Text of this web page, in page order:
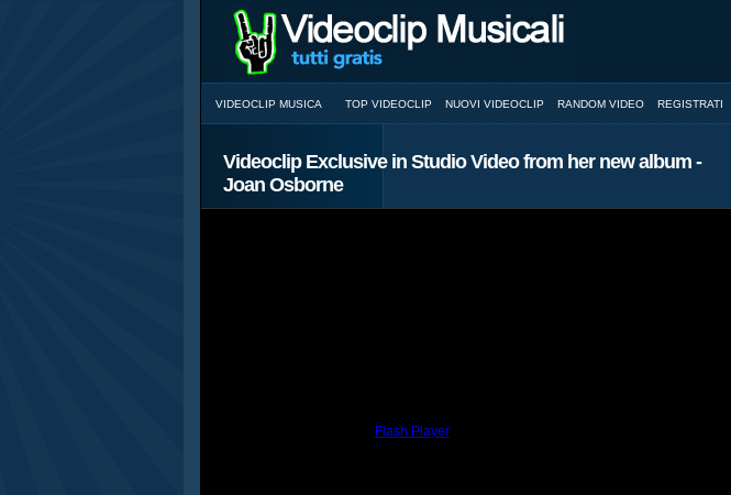
VIDEOCLIP MUSICA TOP VIDEOCLIP NUOVI VIDEOCLIP RANDOM VIDEO REGISTRATI
Videoclip Exclusive in Studio Video from her new album -
Joan Osborne
Flash Playerinstalled and a browser with JavaScript support.